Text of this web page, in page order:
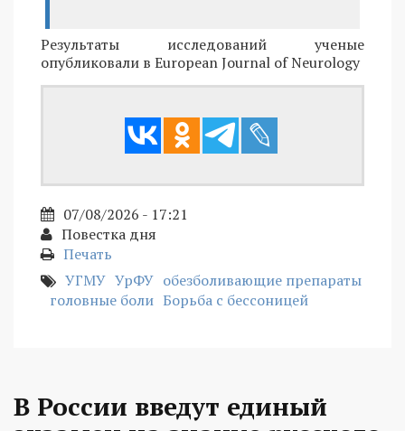
Результаты исследований ученые
опубликовали в European Journal of Neurology
07/08/2026 - 17:21
Повестка дня
Печать
УГМУ УрФУ обезболивающие препараты
головные боли Борьба с бессоницей
В России введут единый